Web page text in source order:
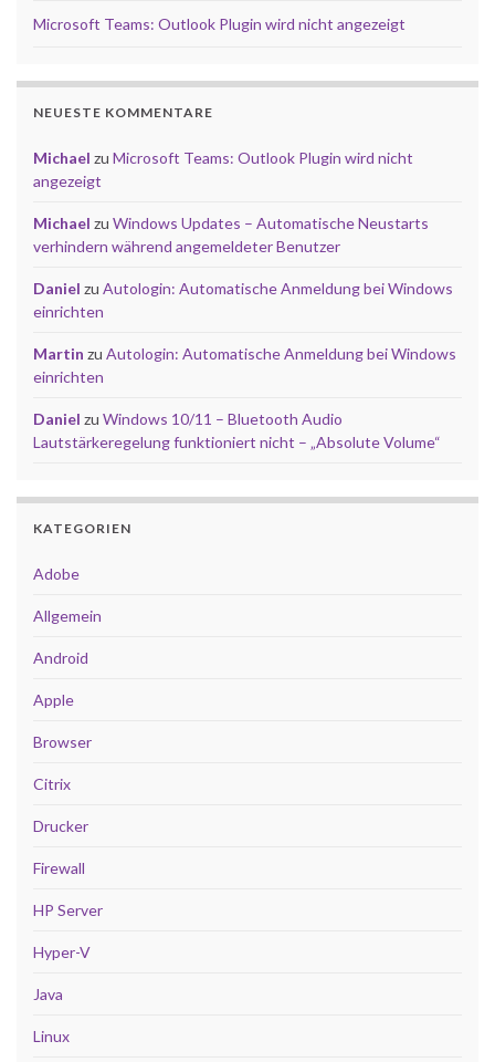
Microsoft Teams: Outlook Plugin wird nicht angezeigt
NEUESTE KOMMENTARE
Michael zu Microsoft Teams: Outlook Plugin wird nicht
angezeigt
Michael zu Windows Updates – Automatische Neustarts
verhindern während angemeldeter Benutzer
Daniel zu Autologin: Automatische Anmeldung bei Windows
einrichten
Martin zu Autologin: Automatische Anmeldung bei Windows
einrichten
Daniel zu Windows 10/11 – Bluetooth Audio
Lautstärkeregelung funktioniert nicht – „Absolute Volume“
KATEGORIEN
Adobe
Allgemein
Android
Apple
Browser
Citrix
Drucker
Firewall
HP Server
Hyper-V
Java
Linux